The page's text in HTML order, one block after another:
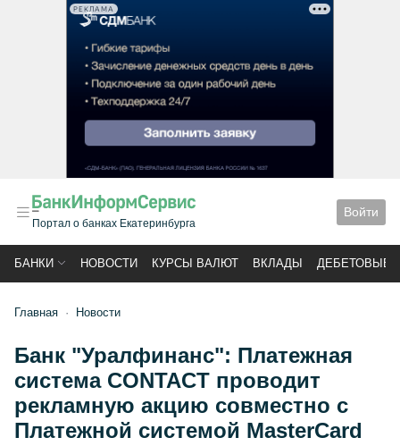
РЕКЛАМА
Портал о банках Екатеринбурга
Войти
БАНКИ НОВОСТИ КУРСЫ ВАЛЮТ ВКЛАДЫ ДЕБЕТОВЫЕ
Главная Новости
Банк "Уралфинанс": Платежная
система CONTACT проводит
рекламную акцию совместно с
Платежной системой MasterCard